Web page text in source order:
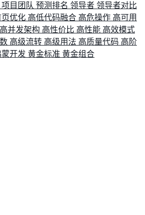
项目团队 预测排名 领导者 领导者对比
页优化 高低代码融合 高危操作 高可用
高并发架构 高性价比 高性能 高效模式
高级流转 高级用法 高质量代码 高阶
开发 黄金标准 黄金组合